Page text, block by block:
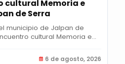
cultural Memoria e
de Serra
municipio de Jalpan de
cultural Memoria e...
6 de agosto, 2026